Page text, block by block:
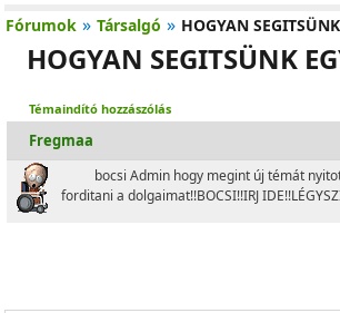
Fórumok » Társalgó » HOGYAN
HOGYAN SEGITSÜNK
Témaindító hozzászólás
Fregmaa
bocsi Admin hogy megint új témát
forditani a dolgaimat!!BOCSI!!IRJ